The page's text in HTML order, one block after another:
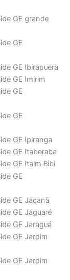
GE grande
GE
GE Ibirapuera
GE Imirim
GE
GE
GE Ipiranga
GE Itaberaba
GE Itaim Bibi
GE
GE Jaçanã
GE Jaguaré
GE Jaraguá
GE Jardim
GE Jardim